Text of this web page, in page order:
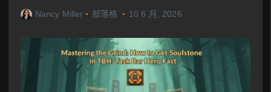
Nancy Miller 部落格 10 6 月, 2026